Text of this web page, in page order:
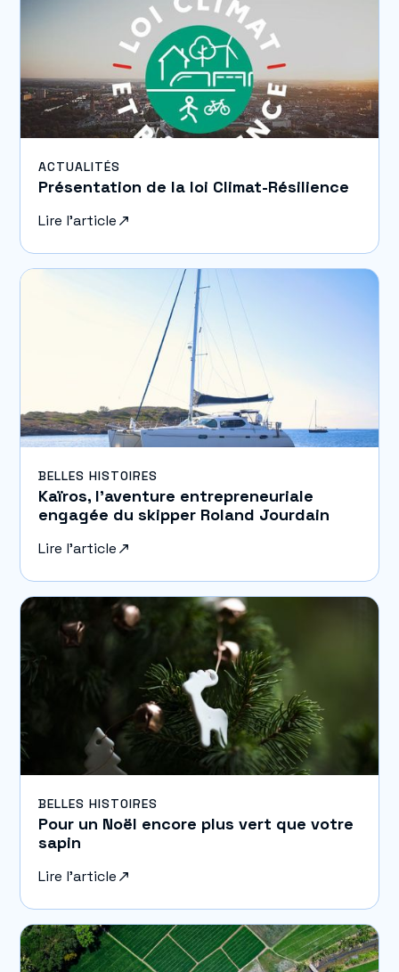
ACTUALITÉS
Présentation de la loi Climat-Résilience
Lire l'article
BELLES HISTOIRES
Kaïros, l’aventure entrepreneuriale
engagée du skipper Roland Jourdain
Lire l'article
BELLES HISTOIRES
Pour un Noël encore plus vert que votre
sapin
Lire l'article